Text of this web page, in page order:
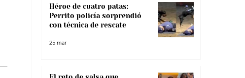
Héroe de cuatro patas:
Perrito policía sorprendió
con técnica de rescate
25 mar